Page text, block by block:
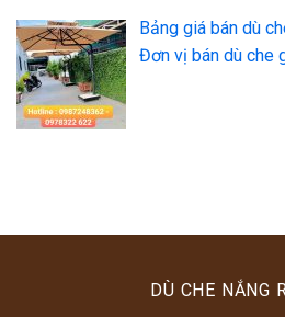
Bảng giá bán dù
Đơn vị bán dù che
DÙ CHE NẮNG